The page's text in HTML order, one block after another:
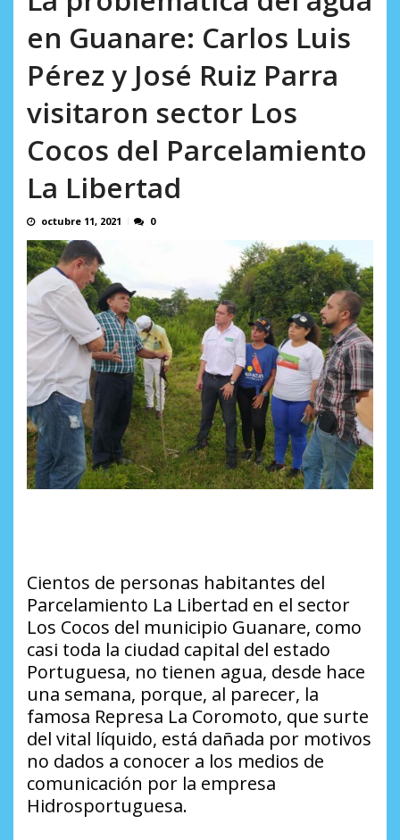
en Guanare: Carlos Luis
Pérez y José Ruiz Parra
visitaron sector Los
Cocos del Parcelamiento
La Libertad
octubre 11, 2021 0
Cientos de personas habitantes del
Parcelamiento La Libertad en el sector
Los Cocos del municipio Guanare, como
casi toda la ciudad capital del estado
Portuguesa, no tienen agua, desde hace
una semana, porque, al parecer, la
famosa Represa La Coromoto, que surte
del vital líquido, está dañada por motivos
no dados a conocer a los medios de
comunicación por la empresa
Hidrosportuguesa.